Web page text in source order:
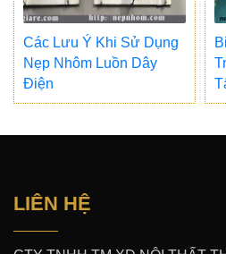
Các Lưu Ý Khi Sử Dụng
Nẹp Nhôm Luồn Dây
Điện
LIÊN HỆ